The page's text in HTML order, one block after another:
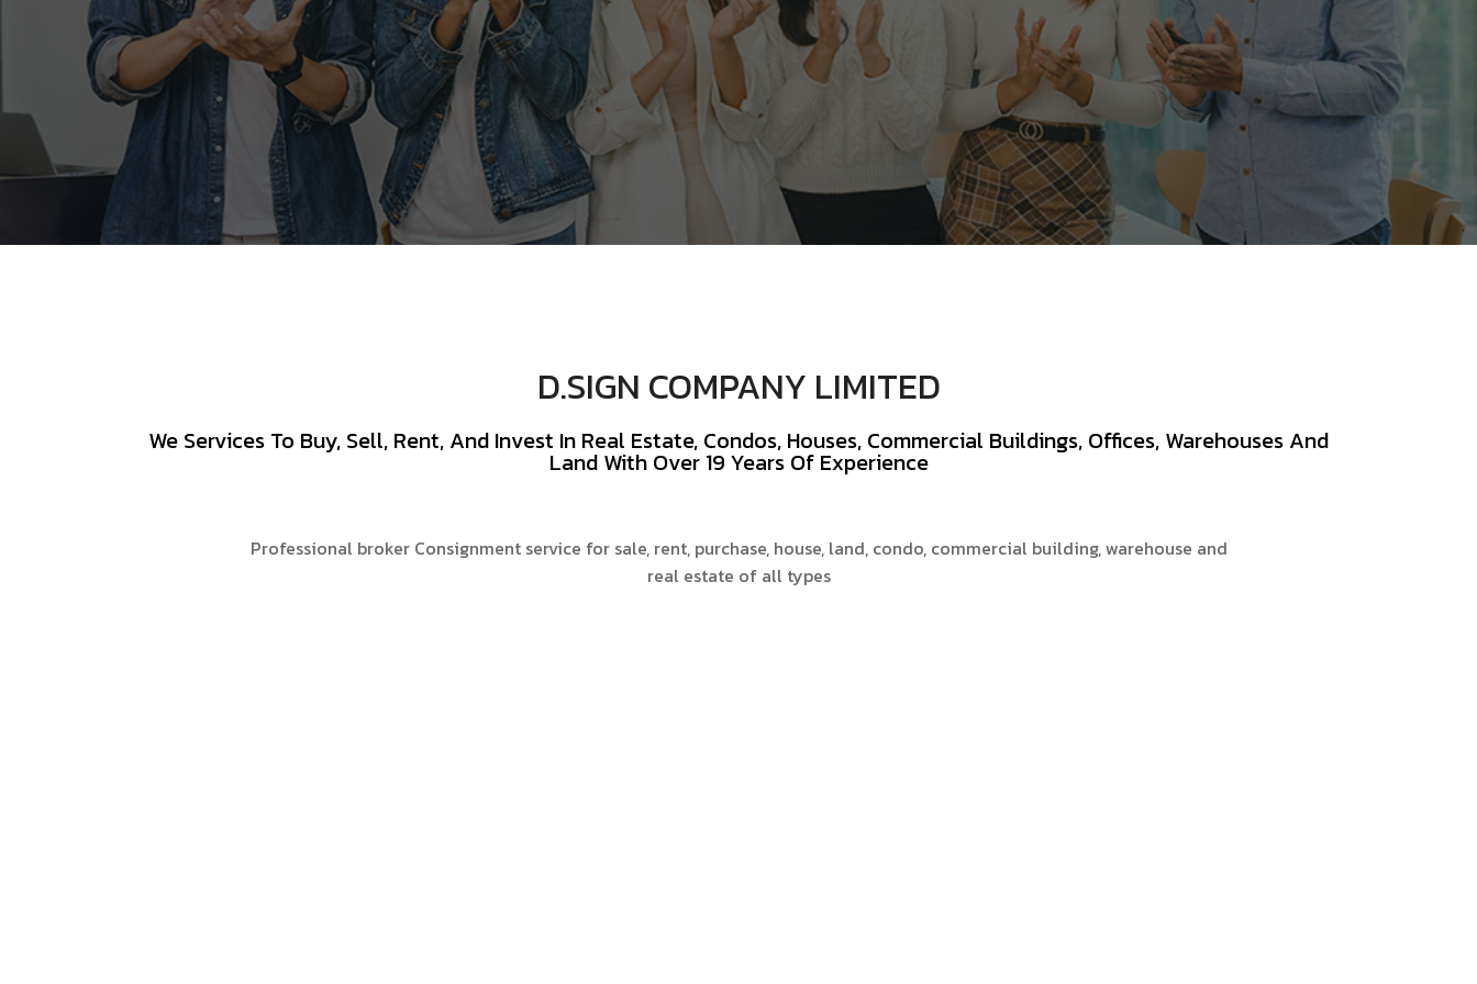
D.SIGN COMPANY LIMITED
We Services To Buy, Sell, Rent, And Invest In Real Estate, Condos, Houses, Commercial Buildings, Offices, Warehouses And
Land With Over 19 Years Of Experience
Professional broker Consignment service for sale, rent, purchase, house, land, condo, commercial building, warehouse and
real estate of all types